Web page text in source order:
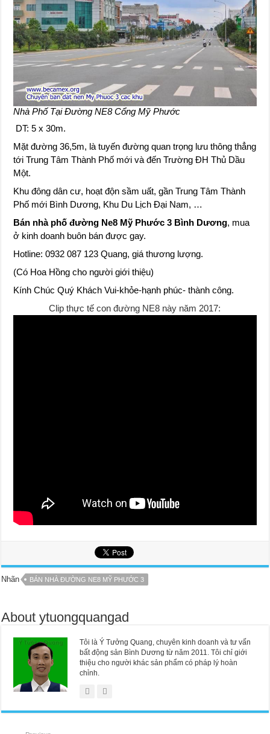
Nhà Phố Tại Đường NE8 Cổng Mỹ Phước
DT: 5 x 30m.
Mặt đường 36,5m, là tuyến đường quan trọng lưu thông thẳng
tới Trung Tâm Thành Phố mới và đến Trường ĐH Thủ Dầu
Một.
Khu đông dân cư, hoạt độn sầm uất, gần Trung Tâm Thành
Phố mới Bình Dương, Khu Du Lịch Đại Nam, …
Bán nhà phố đường Ne8 Mỹ Phước 3 Bình Dương, mua
ở kinh doanh buôn bán được gay.
Hotline: 0932 087 123 Quang, giá thương lượng.
(Có Hoa Hồng cho người giới thiệu)
Kính Chúc Quý Khách Vui-khỏe-hạnh phúc- thành công.
Clip thực tế con đường NE8 này năm 2017:
Nhãn BÁN NHÀ ĐƯỜNG NE8 MỸ PHƯỚC 3
About ytuongquangad
Tôi là Ý Tưởng Quang, chuyên kinh doanh và tư vấn
bất động sản Bình Dương từ năm 2011. Tôi chỉ giới
thiệu cho người khác sản phẩm có pháp lý hoàn
chỉnh.